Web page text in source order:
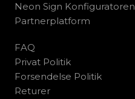
Neon Sign Konfiguratoren
Partnerplatform
FAQ
Privat Politik
Forsendelse Politik
Returer